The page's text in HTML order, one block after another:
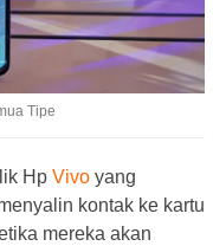
Tipe
Hp Vivo yang
kontak ke kartu
mereka akan